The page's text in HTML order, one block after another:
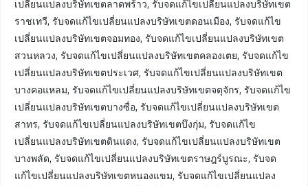
เปลี่ยนแปลงบริษัทเขตลาดพร้าว, รับจดแก้ไขเปลี่ยนแปลงบริษัทเขต
ราชเทวี, รับจดแก้ไขเปลี่ยนแปลงบริษัทเขตดอนเมือง, รับจดแก้ไข
เปลี่ยนแปลงบริษัทเขตจอมทอง, รับจดแก้ไขเปลี่ยนแปลงบริษัทเขต
สวนหลวง, รับจดแก้ไขเปลี่ยนแปลงบริษัทเขตคลองเตย, รับจดแก้ไข
เปลี่ยนแปลงบริษัทเขตประเวศ, รับจดแก้ไขเปลี่ยนแปลงบริษัทเขต
บางคอแหลม, รับจดแก้ไขเปลี่ยนแปลงบริษัทเขตจตุจักร, รับจดแก้ไข
เปลี่ยนแปลงบริษัทเขตบางซื่อ, รับจดแก้ไขเปลี่ยนแปลงบริษัทเขต
สาทร, รับจดแก้ไขเปลี่ยนแปลงบริษัทเขตบึงกุ่ม, รับจดแก้ไข
เปลี่ยนแปลงบริษัทเขตดินแดง, รับจดแก้ไขเปลี่ยนแปลงบริษัทเขต
บางพลัด, รับจดแก้ไขเปลี่ยนแปลงบริษัทเขตราษฎร์บูรณะ, รับจด
แก้ไขเปลี่ยนแปลงบริษัทเขตหนองแขม, รับจดแก้ไขเปลี่ยนแปลง